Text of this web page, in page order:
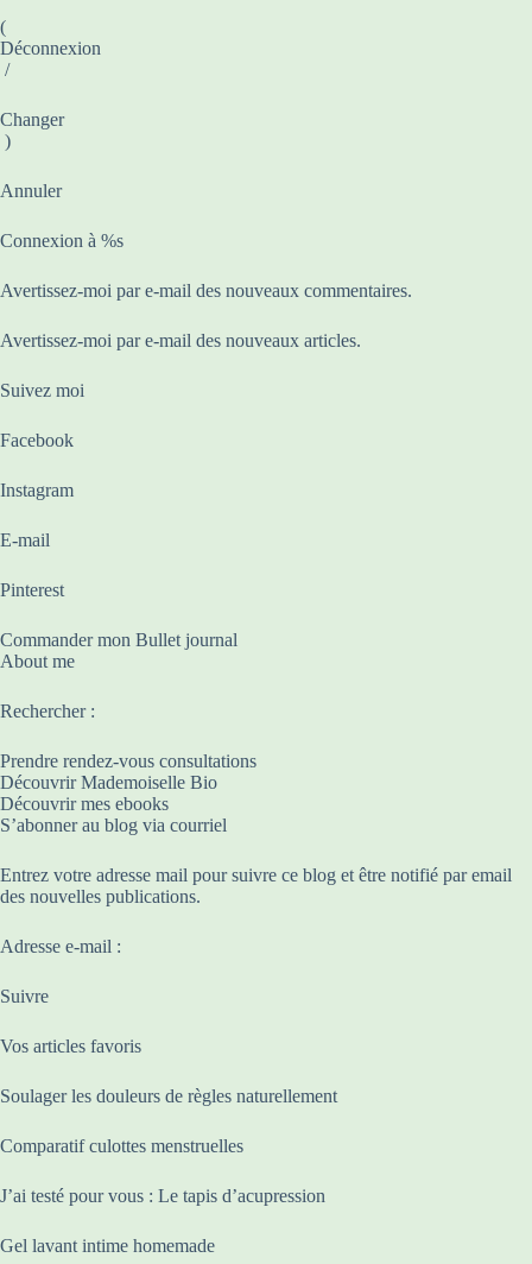
(
Déconnexion
/
Changer
)
Annuler
Connexion à %s
Avertissez-moi par e-mail des nouveaux commentaires.
Avertissez-moi par e-mail des nouveaux articles.
Suivez moi
Facebook
Instagram
E-mail
Pinterest
Commander mon Bullet journal
About me
Rechercher :
Prendre rendez-vous consultations
Découvrir Mademoiselle Bio
Découvrir mes ebooks
S’abonner au blog via courriel
Entrez votre adresse mail pour suivre ce blog et être notifié par email
des nouvelles publications.
Adresse e-mail :
Suivre
Vos articles favoris
Soulager les douleurs de règles naturellement
Comparatif culottes menstruelles
J’ai testé pour vous : Le tapis d’acupression
Gel lavant intime homemade